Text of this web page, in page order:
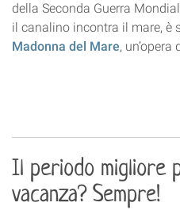
della Seconda Guerra
il canalino incontra il mare, è
Madonna del Mare,
Il periodo migliore
vacanza? Sempre!